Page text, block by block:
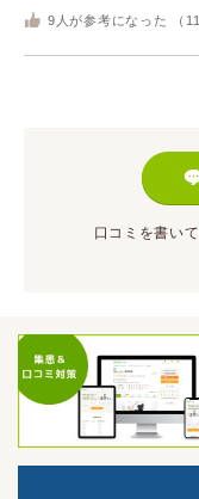
9 人が参考になった （ 11
口コミを書いて